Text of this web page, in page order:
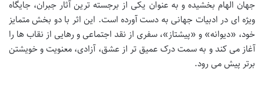
جهان الهام بخشیده و به عنوان یکی از برجسته ترین آثار جبران، جایگاه
ویژه ای در ادبیات جهانی به دست آورده است. این اثر با دو بخش متمایز
خود، «دیوانه» و «پیشتاز»، سفری از نقد اجتماعی و رهایی از نقاب ها را
آغاز می کند و به سمت درک عمیق تر از عشق، آزادی، معنویت و خویشتن
برتر پیش می رود.